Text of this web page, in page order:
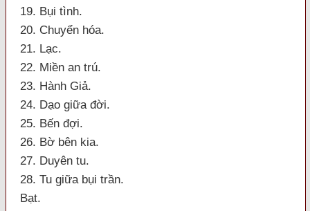
19. Bụi tình.
20. Chuyển hóa.
21. Lạc.
22. Miền an trú.
23. Hành Giả.
24. Dạo giữa đời.
25. Bến đợi.
26. Bờ bên kia.
27. Duyên tu.
28. Tu giữa bụi trần.
Bạt.